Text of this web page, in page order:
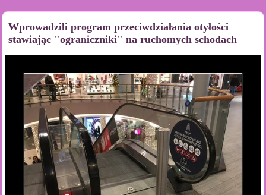
Wprowadzili program przeciwdziałania otyłości
stawiając "ograniczniki" na ruchomych schodach